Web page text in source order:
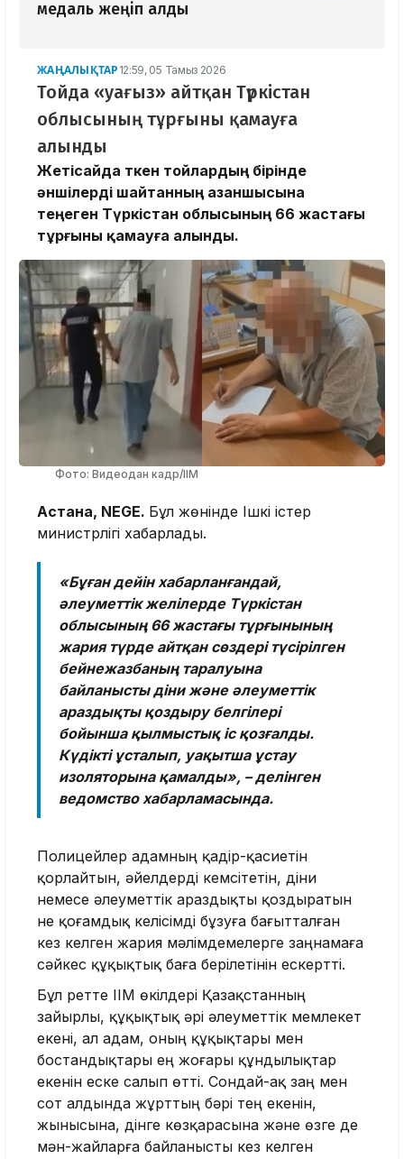
медаль жеңіп алды
ЖАҢАЛЫҚТАР 12:59, 05 Тамыз 2026
Тойда «уағыз» айтқан Түркістан
облысының тұрғыны қамауға
алынды
Жетісайда өткен тойлардың бірінде
әншілерді шайтанның азаншысына
теңеген Түркістан облысының 66 жастағы
тұрғыны қамауға алынды.
Фото: Видеодан кадр/ІІМ
Астана, NEGE. Бұл жөнінде Ішкі істер
министрлігі хабарлады.
«Бұған дейін хабарланғандай,
әлеуметтік желілерде Түркістан
облысының 66 жастағы тұрғынының
жария түрде айтқан сөздері түсірілген
бейнежазбаның таралуына
байланысты діни және әлеуметтік
араздықты қоздыру белгілері
бойынша қылмыстық іс қозғалды.
Күдікті ұсталып, уақытша ұстау
изоляторына қамалды», – делінген
ведомство хабарламасында.
Полицейлер адамның қадір-қасиетін
қорлайтын, әйелдерді кемсітетін, діни
немесе әлеуметтік араздықты қоздыратын
не қоғамдық келісімді бұзуға бағытталған
кез келген жария мәлімдемелерге заңнамаға
сәйкес құқықтық баға берілетінін ескертті.
Бұл ретте ІІМ өкілдері Қазақстанның
зайырлы, құқықтық әрі әлеуметтік мемлекет
екені, ал адам, оның құқықтары мен
бостандықтары ең жоғары құндылықтар
екенін еске салып өтті. Сондай-ақ заң мен
сот алдында жұрттың бәрі тең екенін,
жынысына, дінге көзқарасына және өзге де
мән-жайларға байланысты кез келген